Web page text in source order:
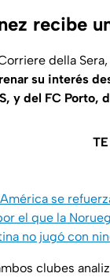
recibe
della
su interés
y del FC Porto,
se
el que la
no jugó con
clubes